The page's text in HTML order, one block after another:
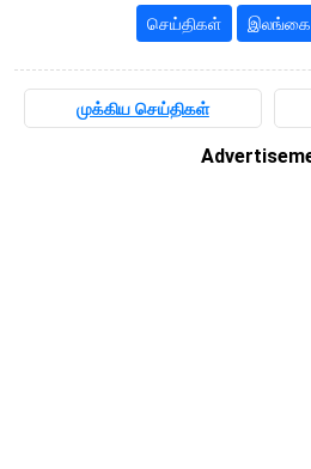
செய்திகள் இலங்கை
முக்கிய செய்திகள்